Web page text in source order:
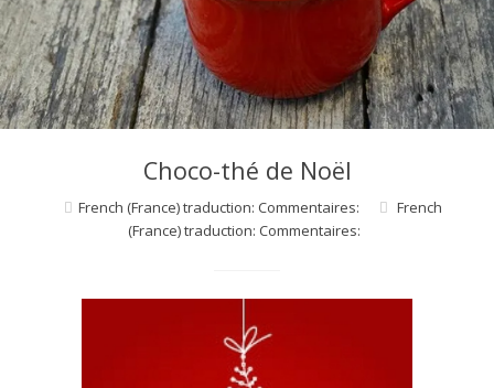
e
d
Choco-thé de Noël
French (France) traduction: Commentaires:
French
(France) traduction: Commentaires: